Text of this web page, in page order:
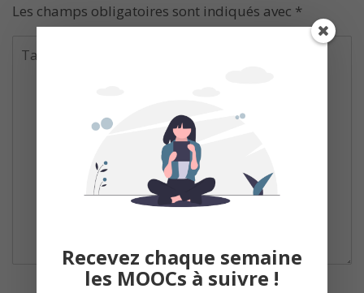
Les champs obligatoires sont indiqués avec *
Recevez chaque semaine
les MOOCs à suivre !